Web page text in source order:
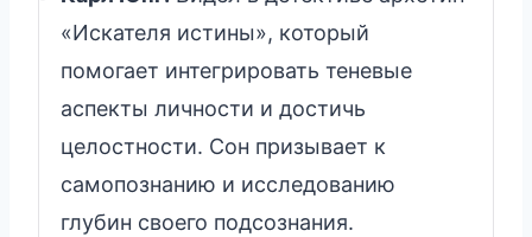
«Искателя истины», который
помогает интегрировать теневые
аспекты личности и достичь
целостности. Сон призывает к
самопознанию и исследованию
глубин своего подсознания.